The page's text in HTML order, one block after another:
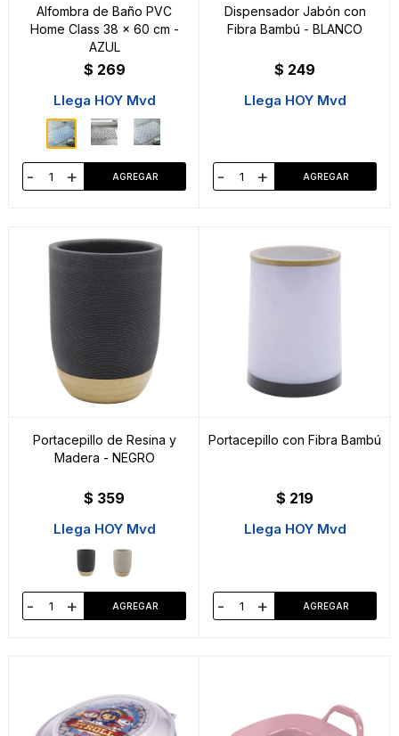
Alfombra de Baño PVC
Home Class 38 x 60 cm -
AZUL
$ 269
Llega HOY Mvd
- +
Dispensador Jabón con
Fibra Bambú - BLANCO
$ 249
Llega HOY Mvd
- +
Portacepillo de Resina y
Madera - NEGRO
$ 359
Llega HOY Mvd
- +
Portacepillo con Fibra Bambú
$ 219
Llega HOY Mvd
- +